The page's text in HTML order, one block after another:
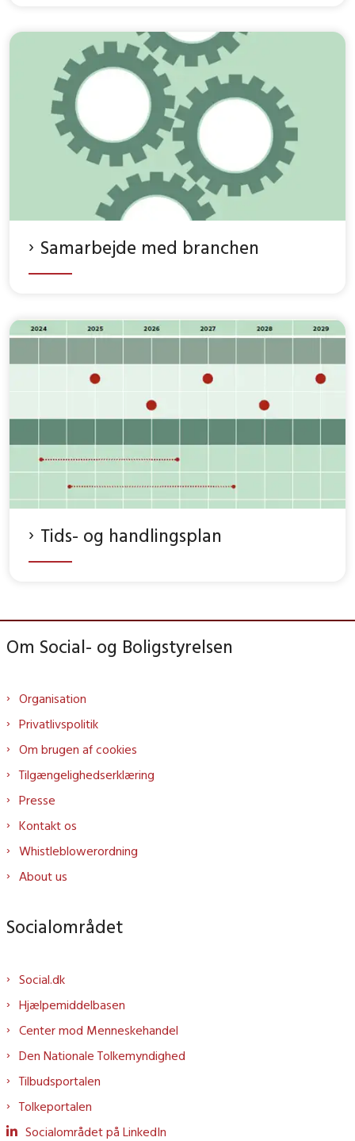
Samarbejde med branchen
Tids- og handlingsplan
Om Social- og Boligstyrelsen
Organisation
Privatlivspolitik
Om brugen af cookies
Tilgængelighedserklæring
Presse
Kontakt os
Whistleblowerordning
About us
Socialområdet
Social.dk
Hjælpemiddelbasen
Center mod Menneskehandel
Den Nationale Tolkemyndighed
Tilbudsportalen
Tolkeportalen
Socialområdet på LinkedIn